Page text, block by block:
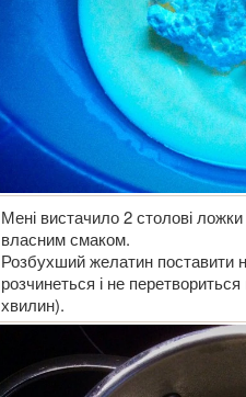
Мені вистачило 2 столові
власним смаком.
Розбухший желатин поставити
розчинеться і не
хвилин).